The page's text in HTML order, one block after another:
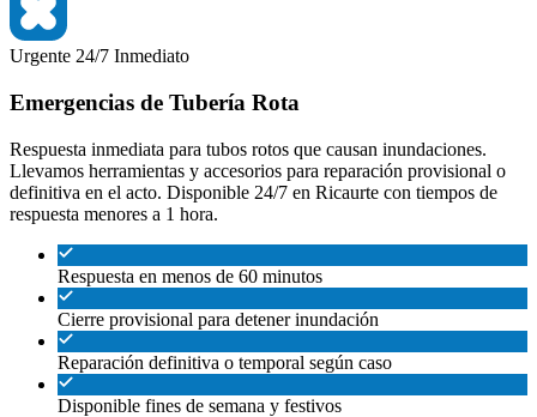
Urgente 24/7 Inmediato
Emergencias de Tubería Rota
Respuesta inmediata para tubos rotos que causan inundaciones.
Llevamos herramientas y accesorios para reparación provisional o
definitiva en el acto. Disponible 24/7 en Ricaurte con tiempos de
respuesta menores a 1 hora.
Respuesta en menos de 60 minutos
Cierre provisional para detener inundación
Reparación definitiva o temporal según caso
Disponible fines de semana y festivos